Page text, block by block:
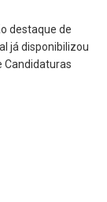
destaque de
já disponibilizou
Candidaturas